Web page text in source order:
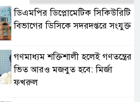
ডিএমপির ডিপ্লোমেটিক সিকিউরিটি
বিভাগের ডিসিকে সদরদপ্তরে সংযুক্ত
গণমাধ্যম শক্তিশালী হলেই গণতন্ত্রের
ভিত আরও মজবুত হবে: মির্জা
ফখরুল